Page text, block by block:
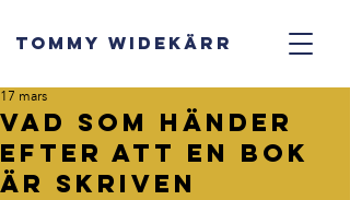
TOMMY WIDEKÄRR
Vad som händer
efter att en bok
är skriven
17 mars